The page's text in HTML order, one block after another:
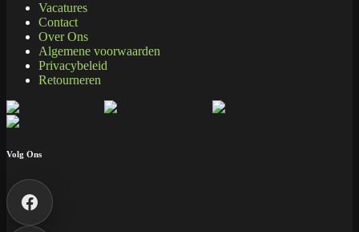
Vacatures
Contact
Over Ons
Algemene voorwaarden
Privacybeleid
Retourneren
Volg Ons